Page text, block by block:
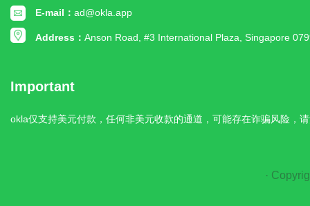
E-mail： ad@okla.app
Address： Anson Road, #3 International Plaza, Singapore
Important
okla仅支持美元付款，任何非美元收款的通道，可能存在诈骗风险，
·